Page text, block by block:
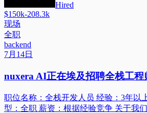
Hired
$150k-208.3k
现场
全职
backend
7月14日
nuxera AI正在埃及招聘全栈工
职位名称：全栈开发人员 经验：3年以
型：全职 薪资：根据经验竞争 关于我